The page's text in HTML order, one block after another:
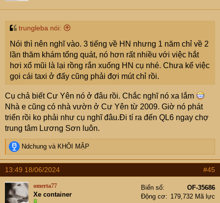
trungleba nói:
Nói thì nên nghĩ vào. 3 tiếng về HN nhưng 1 năm chỉ về 2
lần thăm khám tổng quát, nó hơn rất nhiều với việc hắt
hơi xổ mũi là lại rồng rắn xuống HN cụ nhé. Chưa kể việc
gọi cái taxi ở đấy cũng phải đợi mút chỉ rồi.
Cụ chả biết Cư Yên nó ở đâu rồi. Chắc nghĩ nó xa lắm
Nhà e cũng có nhà vườn ở Cư Yên từ 2009. Giờ nó phát
triển rồi ko phải như cụ nghĩ đâu.Đi tí ra đến QL6 ngay chợ
trung tâm Lương Sơn luôn.
R
e
a
c
t
o
Ndchung và KHÔI MẬP
13:49 18/06/2024 #45
omerta77
Xe container
Biển số
OF-35686
Động cơ
179,732 Mã lực